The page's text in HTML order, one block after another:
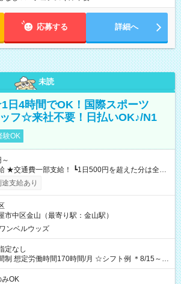
応募する 詳細へ
未読
日4時間でOK！国際スポーツ
フ☆来社不要！日払いOK♪/N1
験OK
全額
円以内の方は自己負担となります ★日払い
あり） ┗働いたその日に現金GET♪ お仕事後はコン
支給あり
市中区金山（最寄り駅：金山駅）
ンベルウッズ
定なし
労働時間170時間/月 ☆シフト例 ＊8/15～
通 08：00～12：00 17：00～21：00 ＊8/31
シフトもあります！ 12：00～16：00 ＊9/6～
みOK